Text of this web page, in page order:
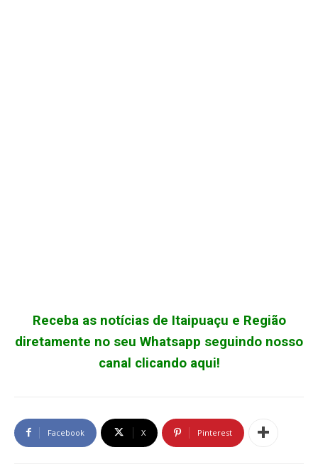
Receba as notícias de Itaipuaçu e Região
diretamente no seu Whatsapp seguindo nosso
canal clicando aqui!
Facebook X Pinterest